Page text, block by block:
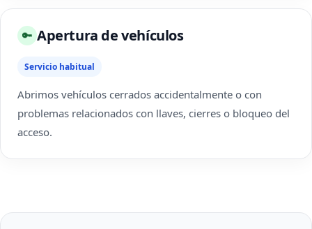
🔑 Apertura de vehículos
Servicio habitual
Abrimos vehículos cerrados accidentalmente o con
problemas relacionados con llaves, cierres o bloqueo del
acceso.